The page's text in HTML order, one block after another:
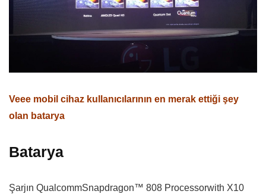
Veee mobil cihaz kullanıcılarının en merak ettiği şey
olan batarya
Batarya
Şarjın QualcommSnapdragon™ 808 Processorwith X10